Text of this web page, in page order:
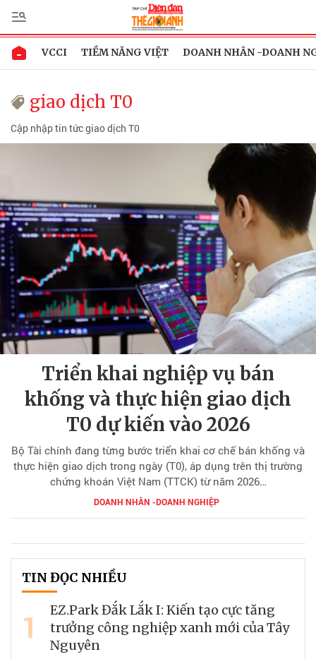
VCCI TIỀM NĂNG VIỆT DOANH NHÂN -DOANH
giao dịch T0
Cập nhập tin tức giao dịch T0
Triển khai nghiệp vụ bán
khống và thực hiện giao dịch
T0 dự kiến vào 2026
Bộ Tài chính đang từng bước triển khai cơ chế bán khống và
thực hiện giao dịch trong ngày (T0), áp dụng trên thị trường
chứng khoán Việt Nam (TTCK) từ năm 2026…
DOANH NHÂN -DOANH NGHIỆP
TIN ĐỌC NHIỀU
1
EZ.Park Đắk Lắk I: Kiến tạo cực tăng
trưởng công nghiệp xanh mới của Tây
Nguyên